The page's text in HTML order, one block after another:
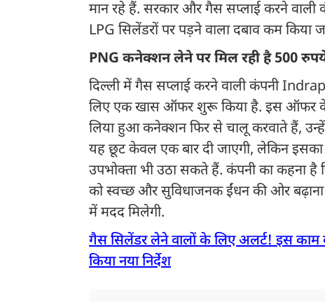
मान रहे हैं. सरकार और गैस सप्लाई करने वाली
LPG सिलेंडरों पर पड़ने वाला दबाव कम किया
PNG कनेक्शन लेने पर मिल रही है 500
दिल्ली में गैस सप्लाई करने वाली कंपनी
लिए एक खास ऑफर शुरू किया है. इस ऑफर
लिया हुआ कनेक्शन फिर से चालू करवाते हैं,
यह छूट केवल एक बार दी जाएगी, लेकिन
उपभोक्ता भी उठा सकते हैं. कंपनी का कहना है
को स्वच्छ और सुविधाजनक ईंधन की ओर
में मदद मिलेगी.
गैस सिलेंडर लेने वालों के लिए अलर्ट! इस काम
किया नया निर्देश